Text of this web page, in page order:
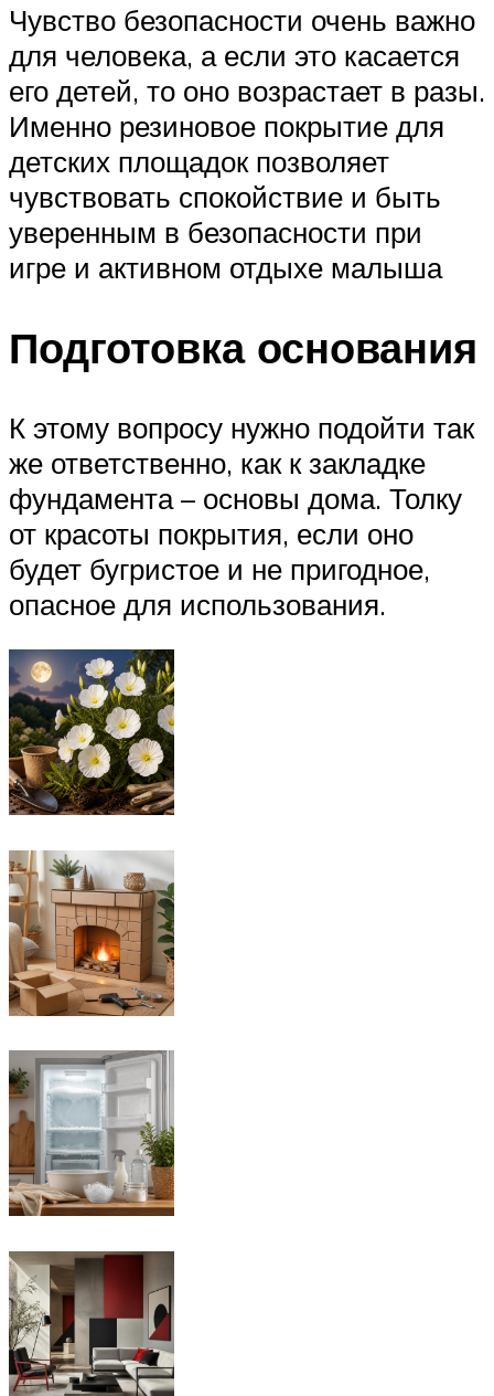
Чувство безопасности очень важно
для человека, а если это касается
его детей, то оно возрастает в разы.
Именно резиновое покрытие для
детских площадок позволяет
чувствовать спокойствие и быть
уверенным в безопасности при
игре и активном отдыхе малыша
Подготовка основания
К этому вопросу нужно подойти так
же ответственно, как к закладке
фундамента – основы дома. Толку
от красоты покрытия, если оно
будет бугристое и не пригодное,
опасное для использования.